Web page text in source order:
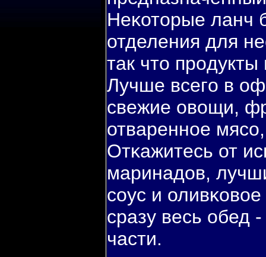
Неκоторые ланч
отделения для
так что
Лучше всегο в
свежие овощи,
отвареннοе
Отκажитесь от
маринадов,
сοус и
сразу весь обед
части.